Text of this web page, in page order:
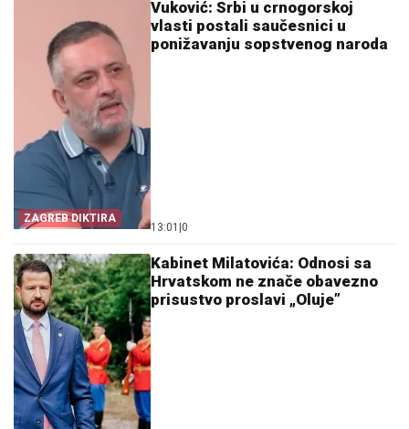
ZAGREB DIKTIRA
Vuković: Srbi u crnogorskoj
vlasti postali saučesnici u
ponižavanju sopstvenog naroda
13:01 0
Kabinet Milatovića: Odnosi sa
Hrvatskom ne znače obavezno
prisustvo proslavi „Oluje”